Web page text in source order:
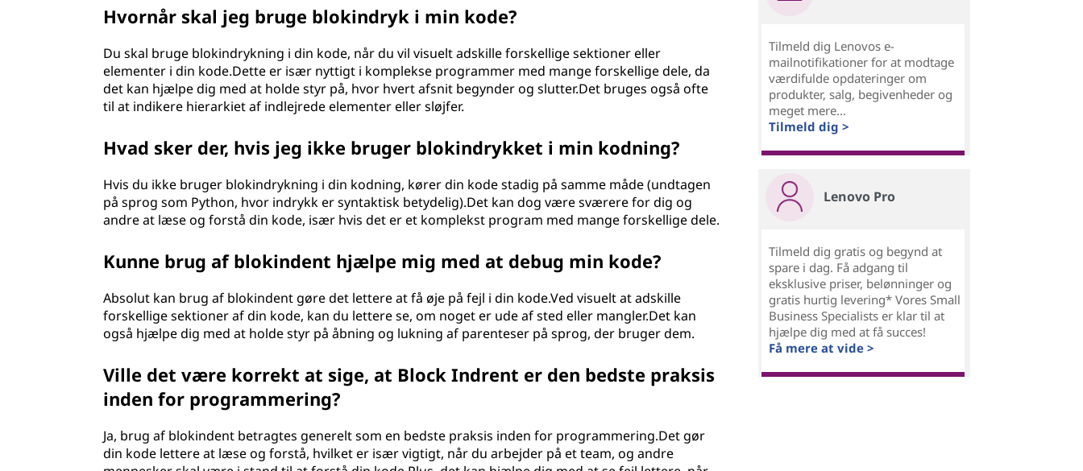
Hvornår skal jeg bruge blokindryk i min kode?
Du skal bruge blokindrykning i din kode, når du vil visuelt adskille forskellige sektioner eller
elementer i din kode.Dette er især nyttigt i komplekse programmer med mange forskellige dele, da
det kan hjælpe dig med at holde styr på, hvor hvert afsnit begynder og slutter.Det bruges også ofte
til at indikere hierarkiet af indlejrede elementer eller sløjfer.
Hvad sker der, hvis jeg ikke bruger blokindrykket i min kodning?
Hvis du ikke bruger blokindrykning i din kodning, kører din kode stadig på samme måde (undtagen
på sprog som Python, hvor indrykk er syntaktisk betydelig).Det kan dog være sværere for dig og
andre at læse og forstå din kode, især hvis det er et komplekst program med mange forskellige dele.
Kunne brug af blokindent hjælpe mig med at debug min kode?
Absolut kan brug af blokindent gøre det lettere at få øje på fejl i din kode.Ved visuelt at adskille
forskellige sektioner af din kode, kan du lettere se, om noget er ude af sted eller mangler.Det kan
også hjælpe dig med at holde styr på åbning og lukning af parenteser på sprog, der bruger dem.
Ville det være korrekt at sige, at Block Indrent er den bedste praksis
inden for programmering?
Ja, brug af blokindent betragtes generelt som en bedste praksis inden for programmering.Det gør
din kode lettere at læse og forstå, hvilket er især vigtigt, når du arbejder på et team, og andre
Tilmeld dig Lenovos e-
mailnotifikationer for at modtage
værdifulde opdateringer om
produkter, salg, begivenheder og
meget mere...
Tilmeld dig >
Lenovo Pro
Tilmeld dig gratis og begynd at
spare i dag. Få adgang til
eksklusive priser, belønninger og
gratis hurtig levering* Vores Small
Business Specialists er klar til at
hjælpe dig med at få succes!
Få mere at vide >